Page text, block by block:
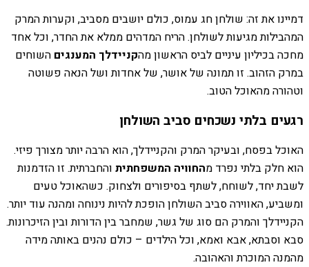
דמיינו את זה: שולחן חג עמוס, כולם יושבים מסביב, וקערות המרק
המהבילות מגיעות לשולחן. הריח המדהים ממלא את החדר, וכל אחד
מחכה בכיליון עיניים לביס הראשון מהקניידלך המענגים השוחים
במרק הזהוב. זו תמונה של אושר, של אחדות ושל הנאה פשוטה
וטהורה מהאוכל הטוב.
רגעים בלתי נשכחים סביב השולחן
האוכל בפסח, ובעיקר המרק והקניידלך, הוא הרבה יותר מצורך פיזי.
הוא חלק בלתי נפרד מהחוויה המשפחתית והחברתית. זו הזדמנות
לשבת יחד, לשוחח, לשתף בסיפורים ולצחוק. כשהאוכל טעים
ומשביע, האווירה סביב השולחן הופכת להיות נינוחה ומהנה עוד יותר.
הקניידלך והמרק הם סוג של גשר, שמחבר בין הדורות ובין הזיכרונות.
סבא וסבתא, אבא ואמא, וכל הילדים – כולם נהנים באותה מידה
מהמנה המוכרת והאהובה.